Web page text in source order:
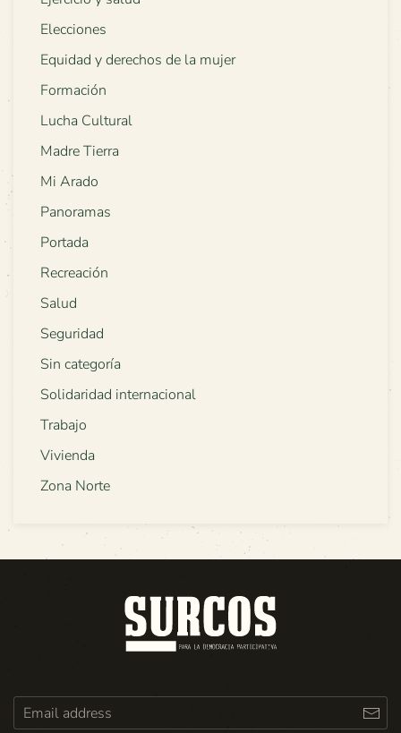
Elecciones
Equidad y derechos de la mujer
Formación
Lucha Cultural
Madre Tierra
Mi Arado
Panoramas
Portada
Recreación
Salud
Seguridad
Sin categoría
Solidaridad internacional
Trabajo
Vivienda
Zona Norte